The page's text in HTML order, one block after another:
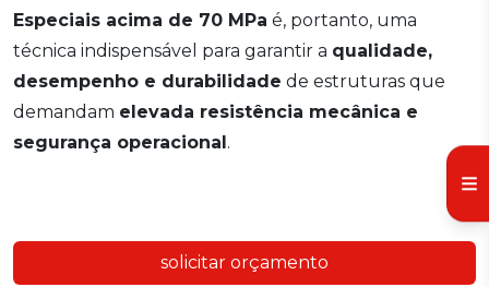
Especiais acima de 70 MPa é, portanto, uma
técnica indispensável para garantir a qualidade,
desempenho e durabilidade de estruturas que
demandam elevada resistência mecânica e
segurança operacional.
solicitar orçamento